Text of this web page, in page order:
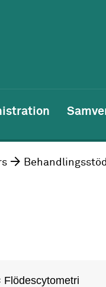
Behandlingsstöd
Flödescytometri